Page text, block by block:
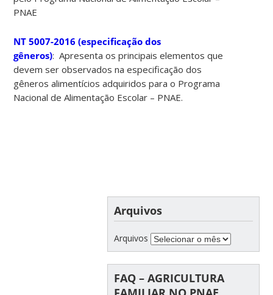
PNAE
NT 5007-2016 (especificação dos
gêneros): Apresenta os principais elementos que
devem ser observados na especificação dos
gêneros alimentícios adquiridos para o Programa
Nacional de Alimentação Escolar – PNAE.
Arquivos
Arquivos
FAQ – AGRICULTURA